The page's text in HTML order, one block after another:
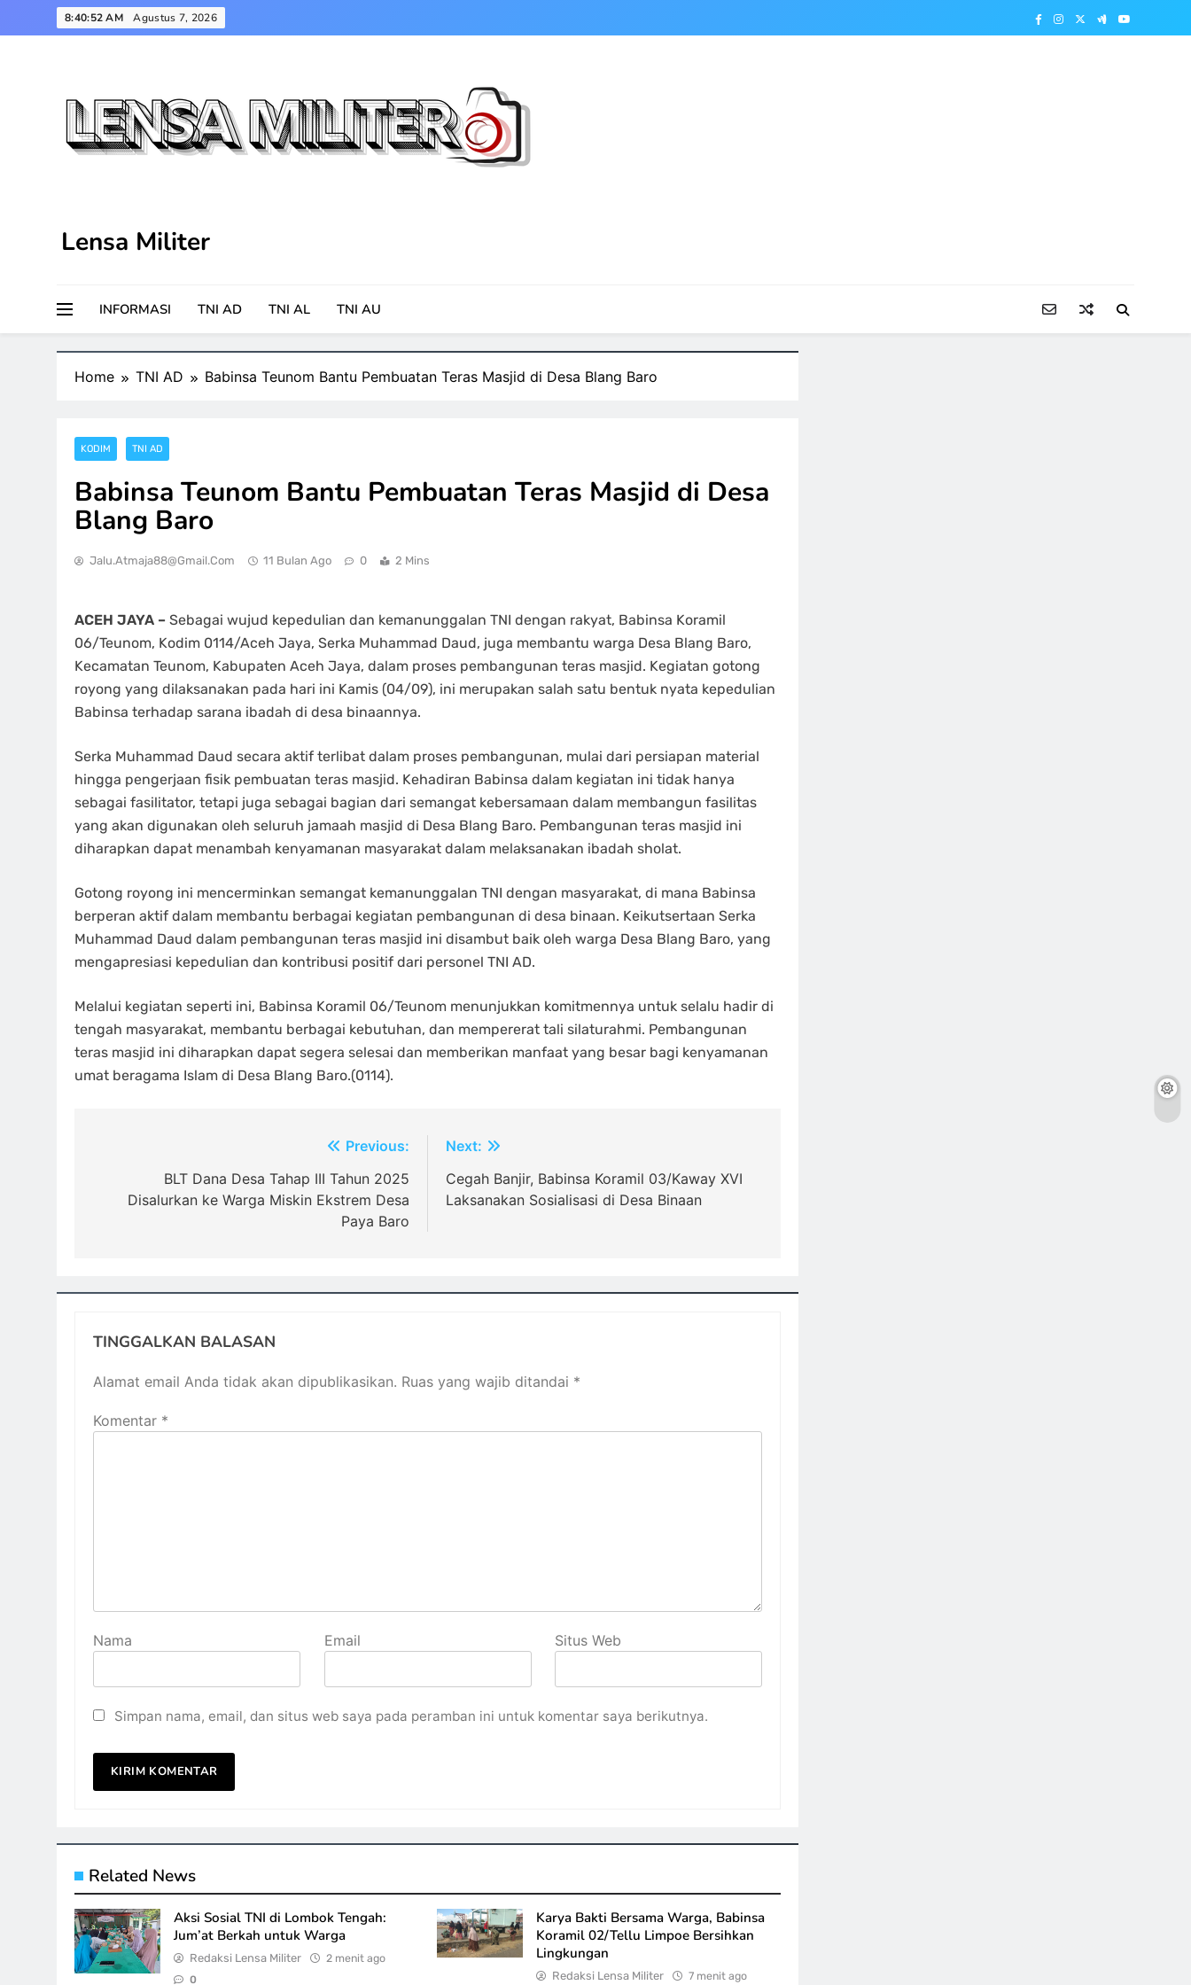
to
8:40:52 AM Agustus 7, 2026
Lensa Militer
INFORMASI TNI AD TNI AL TNI AU
Home TNI AD Babinsa Teunom Bantu Pembuatan Teras Masjid di Desa Blang Baro
KODIM TNI AD
Babinsa Teunom Bantu Pembuatan Teras Masjid di Desa
Blang Baro
Jalu.atmaja88@gmail.com 11 Bulan Ago 0 2 Mins
ACEH JAYA – Sebagai wujud kepedulian dan kemanunggalan TNI dengan rakyat, Babinsa Koramil
06/Teunom, Kodim 0114/Aceh Jaya, Serka Muhammad Daud, juga membantu warga Desa Blang Baro,
Kecamatan Teunom, Kabupaten Aceh Jaya, dalam proses pembangunan teras masjid. Kegiatan gotong
royong yang dilaksanakan pada hari ini Kamis (04/09), ini merupakan salah satu bentuk nyata kepedulian
Babinsa terhadap sarana ibadah di desa binaannya.
Serka Muhammad Daud secara aktif terlibat dalam proses pembangunan, mulai dari persiapan material
hingga pengerjaan fisik pembuatan teras masjid. Kehadiran Babinsa dalam kegiatan ini tidak hanya
sebagai fasilitator, tetapi juga sebagai bagian dari semangat kebersamaan dalam membangun fasilitas
yang akan digunakan oleh seluruh jamaah masjid di Desa Blang Baro. Pembangunan teras masjid ini
diharapkan dapat menambah kenyamanan masyarakat dalam melaksanakan ibadah sholat.
Gotong royong ini mencerminkan semangat kemanunggalan TNI dengan masyarakat, di mana Babinsa
berperan aktif dalam membantu berbagai kegiatan pembangunan di desa binaan. Keikutsertaan Serka
Muhammad Daud dalam pembangunan teras masjid ini disambut baik oleh warga Desa Blang Baro, yang
mengapresiasi kepedulian dan kontribusi positif dari personel TNI AD.
Melalui kegiatan seperti ini, Babinsa Koramil 06/Teunom menunjukkan komitmennya untuk selalu hadir di
tengah masyarakat, membantu berbagai kebutuhan, dan mempererat tali silaturahmi. Pembangunan
teras masjid ini diharapkan dapat segera selesai dan memberikan manfaat yang besar bagi kenyamanan
umat beragama Islam di Desa Blang Baro.(0114).
Previous:
BLT Dana Desa Tahap III Tahun 2025
Disalurkan ke Warga Miskin Ekstrem Desa
Paya Baro
Next:
Cegah Banjir, Babinsa Koramil 03/Kaway XVI
Laksanakan Sosialisasi di Desa Binaan
TINGGALKAN BALASAN
Alamat email Anda tidak akan dipublikasikan. Ruas yang wajib ditandai *
Komentar *
Nama Email Situs Web
Simpan nama, email, dan situs web saya pada peramban ini untuk komentar saya berikutnya.
Related News
Aksi Sosial TNI di Lombok Tengah:
Jum’at Berkah untuk Warga
Redaksi Lensa Militer 2 menit ago
0
Karya Bakti Bersama Warga, Babinsa
Koramil 02/Tellu Limpoe Bersihkan
Lingkungan
Redaksi Lensa Militer 7 menit ago